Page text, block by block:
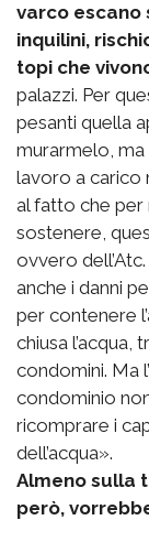
varco
inquilini,
topi che
palazzi. Per
pesanti quella
murarmelo,
lavoro a carico
al fatto che per
sostenere,
ovvero
anche i danni
per contenere
chiusa l’acqua,
condomini. Ma
condominio
ricomprare i
dell’acqua».
Almeno sulla
però,